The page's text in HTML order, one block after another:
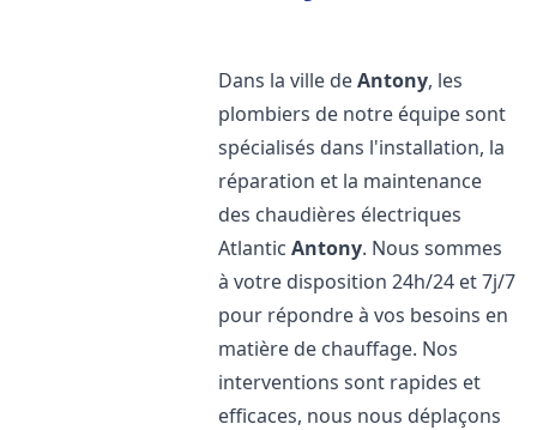
Dans la ville deAntony, les
plombiers de notre équipe sont
spécialisés dans l'installation, la
réparation et la maintenance
des chaudières électriques
AtlanticAntony. Nous sommes
à votre disposition 24h/24 et 7j/7
pour répondre à vos besoins en
matière de chauffage. Nos
interventions sont rapides et
efficaces, nous nous déplaçons